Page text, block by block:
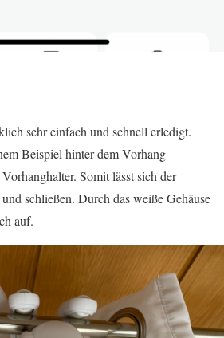
sehr einfach und schnell erledigt.
Beispiel hinter dem Vorhang
Somit lässt sich der
schließen. Durch das weiße Gehäuse
auf.